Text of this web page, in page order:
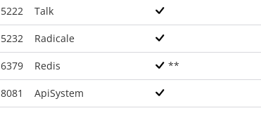
5222 Talk
5232 Radicale
6379 Redis **
8081 ApiSystem